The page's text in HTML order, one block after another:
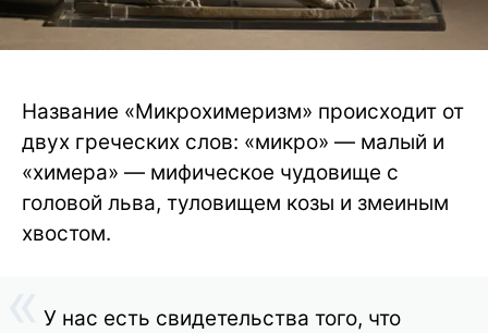
Название «Микрохимеризм» происходит от
двух греческих слов: «микро» — малый и
«химера» — мифическое чудовище с
головой льва, туловищем козы и змеиным
хвостом.
У нас есть свидетельства того, что